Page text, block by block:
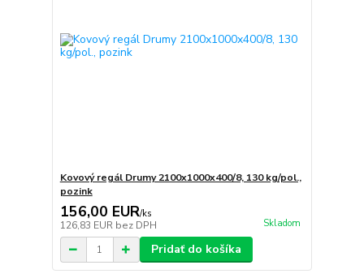
Kovový regál Drumy 2100x1000x400/8, 130 kg/pol.,
pozink
156,00 EUR/ks
126,83 EUR bez DPH Skladom
Pridať do košíka